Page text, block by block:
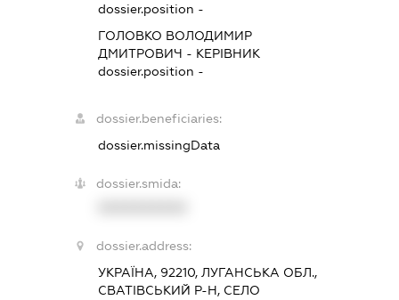
dossier.position -
ГОЛОВКО ВОЛОДИМИР
ДМИТРОВИЧ - КЕРІВНИК
dossier.position -
dossier.beneficiaries:
dossier.missingData
dossier.smida:
dossier.address:
УКРАЇНА, 92210, ЛУГАНСЬКА ОБЛ.,
СВАТІВСЬКИЙ Р-Н, СЕЛО